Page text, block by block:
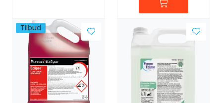
Tilbud